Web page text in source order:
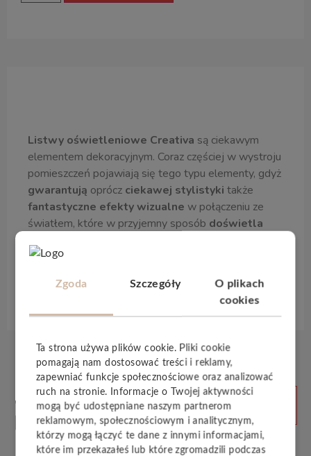
Listwy oświetleniowe Creativa są ciekawym
elementem dekoracyjnym. Coraz częściej w wystroju
pomieszczeń pojawiają się tego typu elementy, gdyż
gwarantują oprócz ciekawej stylistyki także
fantastyczne efekty wizualne w połączeniu ze
światłem, które w przyjemny sposób doświetla
oczu światłem
Produkty
powiązane
ZOBACZ
WSZYSTKIE
Zgoda Szczegóły
O plikach
cookies
Ta strona używa plików cookie. Pliki cookie
pomagają nam dostosować treści i reklamy,
zapewniać funkcje społecznościowe oraz analizować
ruch na stronie. Informacje o Twojej aktywności
mogą być udostępniane naszym partnerom
reklamowym, społecznościowym i analitycznym,
którzy mogą łączyć te dane z innymi informacjami,
które im przekazałeś lub które zgromadzili podczas